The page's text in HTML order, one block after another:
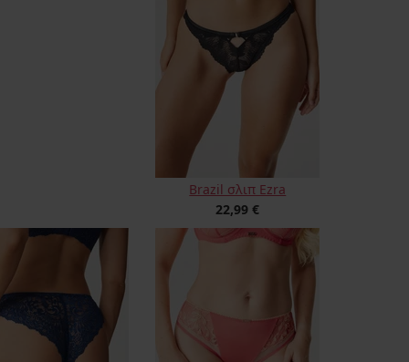
Brazil σλιπ Ezra
22,99 €